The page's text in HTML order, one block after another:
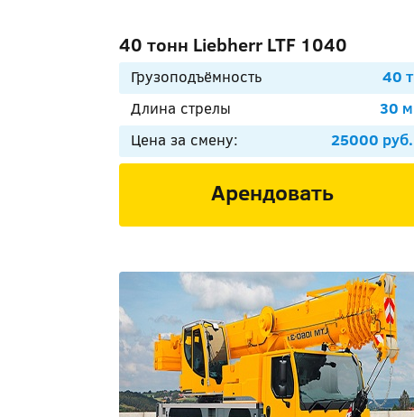
40 тонн Liebherr LTF 1040
Грузоподъёмность
40 т
Длина стрелы
30 м
Цена за смену:
25000 руб.
Арендовать